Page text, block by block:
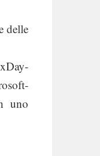
delle
uno